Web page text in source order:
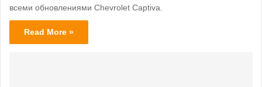
всеми обновлениями Chevrolet Captiva.
Read More »